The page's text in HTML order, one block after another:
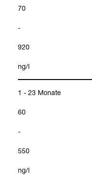
70
-
920
ng/l
1 - 23 Monate
60
-
550
ng/l